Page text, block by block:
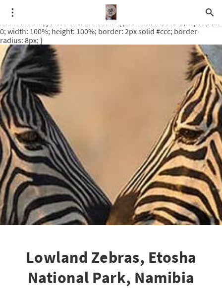
.video-rituale { position: relative; padding-bottom: 56.25%; /* 16:9
ratio */ height: 0; overflow: hidden; margin-top: 3em; margin-
bottom: 2em; } .video-rituale iframe { position: absolute; top: 0; left:
0; width: 100%; height: 100%; border: 2px solid #ccc; border-
radius: 8px; }
Lowland Zebras, Etosha
National Park, Namibia